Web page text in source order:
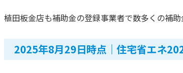
植田板金店も補助金の登録事業者で数多くの補
2025年8月29日時点｜住宅省エネ